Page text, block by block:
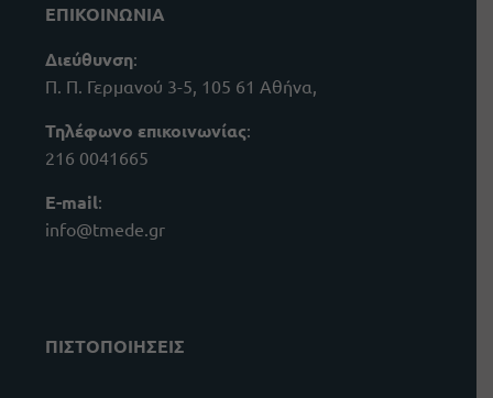
ΕΠΙΚΟΙΝΩΝΙΑ
Διεύθυνση:
Π. Π. Γερμανού 3-5, 105 61 Αθήνα,
Τηλέφωνο επικοινωνίας:
216 0041665
E-mail:
info@tmede.gr
ΠΙΣΤΟΠΟΙΗΣΕΙΣ